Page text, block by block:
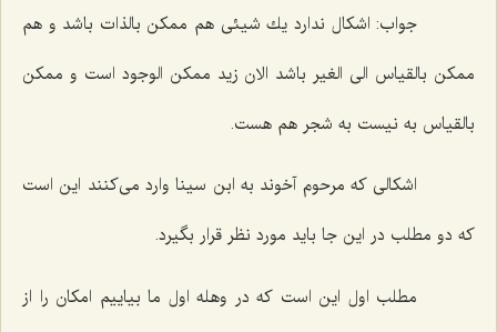
جواب: اشكال ندارد یك شیئى هم ممكن بالذات باشد و هم
ممكن بالقیاس الى الغیر باشد الان زید ممكن الوجود است و ممكن
بالقیاس به نیست به شجر هم هست.
اشكالى كه مرحوم آخوند به ابن سینا وارد مى‌كنند این است
كه دو مطلب در این جا باید مورد نظر قرار بگیرد.
مطلب اول این است كه در وهله اول ما بیاییم امكان را از